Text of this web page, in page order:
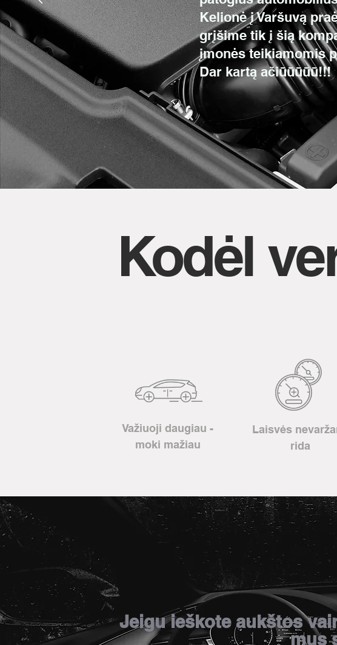
Kelionė į Varšuvą
grįšime tik į šią
įmonės teikiamomis
Dar kartą ačiūūūūū!!!
Kodėl
Važiuoji daugiau -
moki mažiau
Laisvės
rida
Jeigu ieškote aukštos
mus